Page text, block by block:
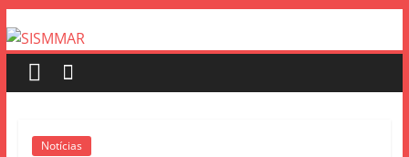
Notícias